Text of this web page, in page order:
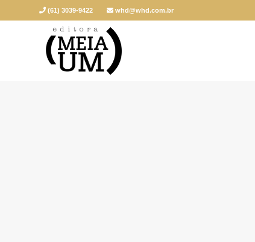
(61) 3039-9422 whd@whd.com.br